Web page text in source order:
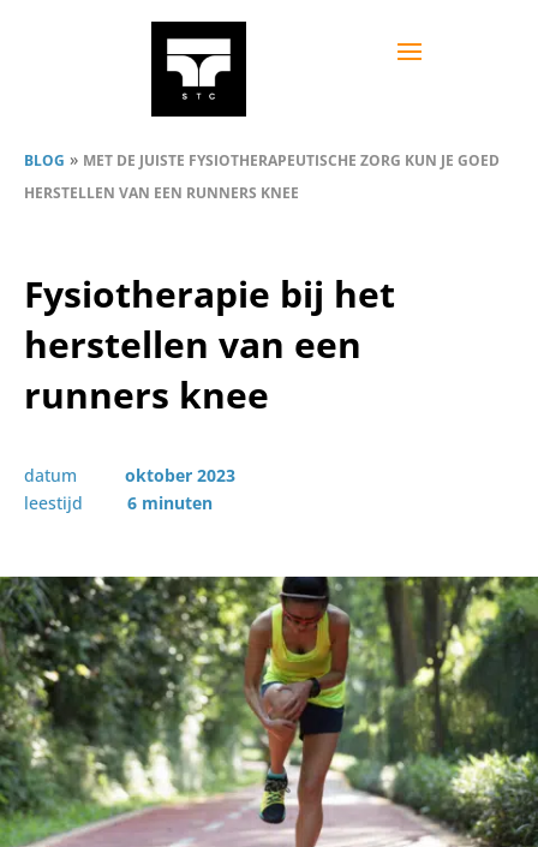
BLOG » MET DE JUISTE FYSIOTHERAPEUTISCHE ZORG KUN JE GOED
HERSTELLEN VAN EEN RUNNERS KNEE
Fysiotherapie bij het
herstellen van een
runners knee
datum
oktober 2023
leestijd
6 minuten